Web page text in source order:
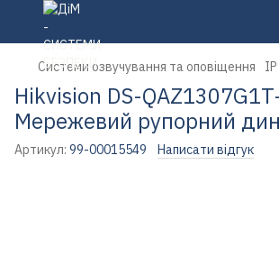
Системи озвучування та оповіщення
Hikvision DS-
Мережевий рупорний
Артикул: 99-00015549 Написати відгук